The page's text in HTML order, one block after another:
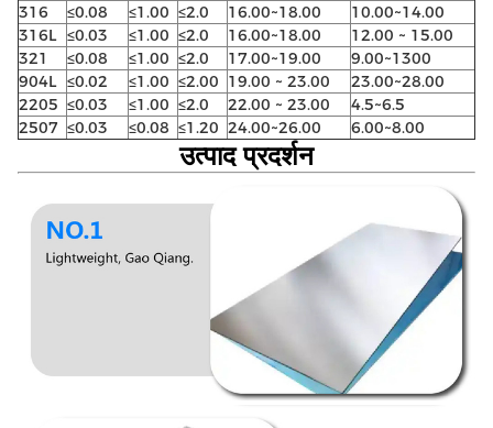
316
≤0.08 ≤1.00 ≤2.0 16.00~18.00
10.00~14.00
316L ≤0.03 ≤1.00 ≤2.0 16.00~18.00
12.00 ~ 15.00
321
≤0.08 ≤1.00 ≤2.0 17.00~19.00
9.00~1300
904L ≤0.02 ≤1.00 ≤2.00 19.00 ~ 23.00
23.00~28.00
2205 ≤0.03 ≤1.00 ≤2.0 22.00 ~ 23.00
4.5~6.5
2507 ≤0.03 ≤0.08 ≤1.20 24.00~26.00 6.00~8.00
उत्पाद प्रदर्शन